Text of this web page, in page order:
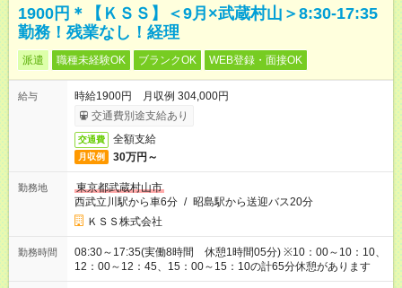
1900円＊【ＫＳＳ】＜9月×武蔵村山＞8:30-17:35
勤務！残業なし！経理
派遣 職種未経験OK ブランクOK WEB登録・面接OK
給与
時給1900円 月収例 304,000円
交通費別途支給あり
交通費 全額支給
月収例 30万円～
勤務地
東京都武蔵村山市
西武立川駅から車6分 / 昭島駅から送迎バス20分
ＫＳＳ株式会社
勤務時間
08:30～17:35(実働8時間 休憩1時間05分) ※10：00～10：10、
12：00～12：45、15：00～15：10の計65分休憩があります